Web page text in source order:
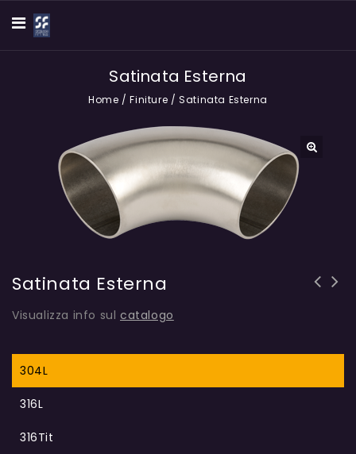
Satinata Esterna
Home /Finiture /Satinata Esterna
Satinata Esterna
Visualizza info sul catalogo
304L
316L
316Tit